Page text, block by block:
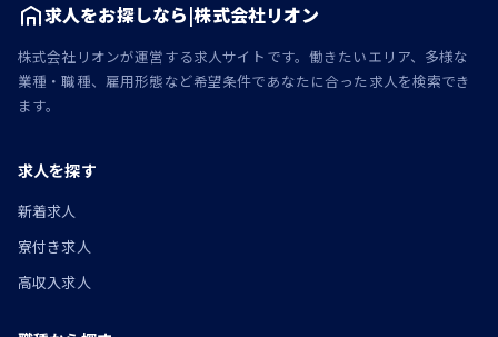
求人をお探しなら|株式会社リオン
株式会社リオンが運営する求人サイトです。働きたいエリア、多様な
業種・職種、雇用形態など希望条件であなたに合った求人を検索でき
ます。
求人を探す
新着求人
寮付き求人
高収入求人